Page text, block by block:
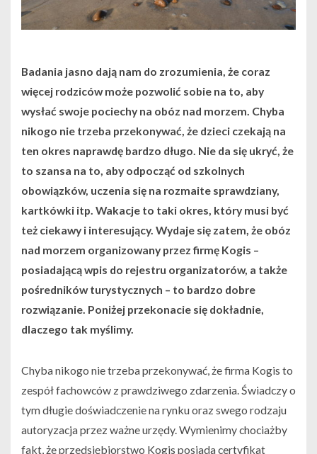
Badania jasno dają nam do zrozumienia, że coraz
więcej rodziców może pozwolić sobie na to, aby
wysłać swoje pociechy na obóz nad morzem. Chyba
nikogo nie trzeba przekonywać, że dzieci czekają na
ten okres naprawdę bardzo długo. Nie da się ukryć, że
to szansa na to, aby odpocząć od szkolnych
obowiązków, uczenia się na rozmaite sprawdziany,
kartkówki itp. Wakacje to taki okres, który musi być
też ciekawy i interesujący. Wydaje się zatem, że obóz
nad morzem organizowany przez firmę Kogis –
posiadającą wpis do rejestru organizatorów, a także
pośredników turystycznych – to bardzo dobre
rozwiązanie. Poniżej przekonacie się dokładnie,
dlaczego tak myślimy.
Chyba nikogo nie trzeba przekonywać, że firma Kogis to
zespół fachowców z prawdziwego zdarzenia. Świadczy o
tym długie doświadczenie na rynku oraz swego rodzaju
autoryzacja przez ważne urzędy. Wymienimy chociażby
fakt, że przedsiębiorstwo Kogis posiada certyfikat